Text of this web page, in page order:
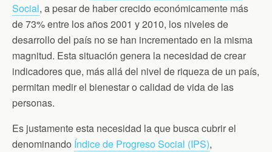
l
y
Social, a pesar de haber crecido económicamente más
de 73% entre los años 2001 y 2010, los niveles de
desarrollo del país no se han incrementado en la misma
magnitud. Esta situación genera la necesidad de crear
indicadores que, más allá del nivel de riqueza de un país,
permitan medir el bienestar o calidad de vida de las
personas.
Es justamente esta necesidad la que busca cubrir el
denominando Índice de Progreso Social (IPS),